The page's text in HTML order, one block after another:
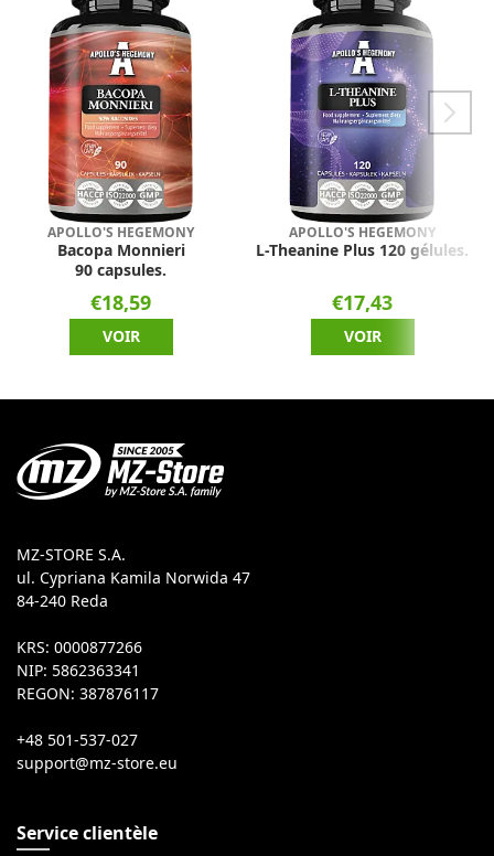
APOLLO'S HEGEMONY
Bacopa Monnieri
90 capsules.
€18,59
VOIR
APOLLO'S HEGEMONY
L-Theanine Plus 120 gélules.
€17,43
VOIR
MZ-STORE S.A.
ul. Cypriana Kamila Norwida 47
84-240 Reda
KRS: 0000877266
NIP: 5862363341
REGON: 387876117
+48 501-537-027
Service clientèle